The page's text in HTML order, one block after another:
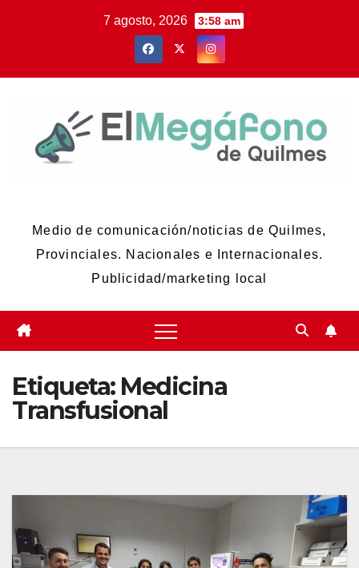
7 agosto, 2026 3:58 am
Medio de comunicación/noticias de Quilmes,
Provinciales. Nacionales e Internacionales.
Publicidad/marketing local
Etiqueta: Medicina
Transfusional